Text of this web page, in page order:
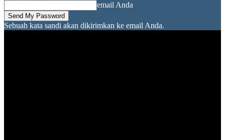
email Anda
Sebuah kata sandi akan dikirimkan ke email Anda.